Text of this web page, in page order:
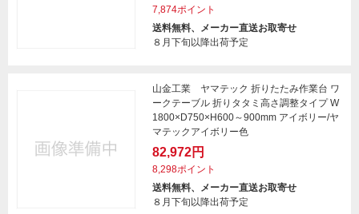
7,874ポイント
送料無料、メーカー直送お取寄せ
８月下旬以降出荷予定
山金工業 ヤマテック 折りたたみ作業台 ワ
ークテーブル 折りタタミ高さ調整タイプ W
1800×D750×H600～900mm アイボリー/ヤ
マテックアイボリー色
82,972円
8,298ポイント
送料無料、メーカー直送お取寄せ
８月下旬以降出荷予定